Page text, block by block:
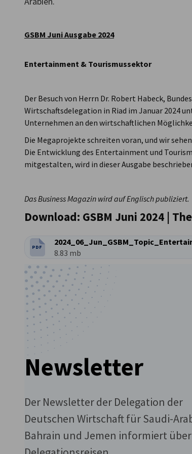
GSBM Juni Ausgabe 2024
Entertainment & Tourismussektor
Der Besuch von Herrn Dr. Robert Habeck,
Wirtschaftsdelegation in Riad im Januar 2024
Unternehmen an den wirtschaftlichen
Die Megaprojekte schreiten voran, und wir
Die Entwicklung des Entertainment und
mitgestalten, wird in dieser Ausgabe
Das Business Magazin wird auf Englisch publiziert.
Download: GSBM Juni 2024 |
DATEITYP:
PDF
Dateigröße:
8.83 mb
Newsletter
Der Newsletter der Delegation der
Deutschen Wirtschaft für Saudi-
Bahrain und Jemen informiert über